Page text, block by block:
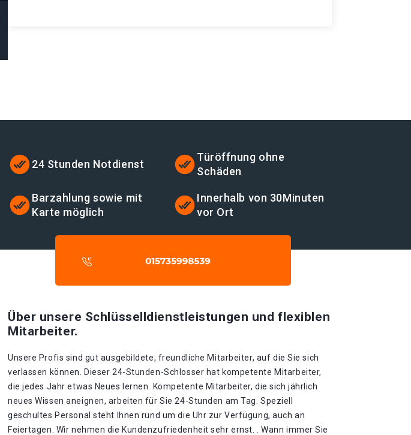
24 Stunden Notdienst
Türöffnung ohne
Schäden
Barzahlung sowie mit
Karte möglich
Innerhalb von 30Minuten
vor Ort
Über unsere Schlüsselldienstleistungen und flexiblen
Mitarbeiter.
Unsere Profis sind gut ausgebildete, freundliche Mitarbeiter, auf die Sie sich
verlassen können. Dieser 24-Stunden-Schlosser hat kompetente Mitarbeiter,
die jedes Jahr etwas Neues lernen. Kompetente Mitarbeiter, die sich jährlich
neues Wissen aneignen, arbeiten für Sie 24-Stunden am Tag. Speziell
geschultes Personal steht Ihnen rund um die Uhr zur Verfügung, auch an
Feiertagen. Wir nehmen die Kundenzufriedenheit sehr ernst. . Wann immer Sie